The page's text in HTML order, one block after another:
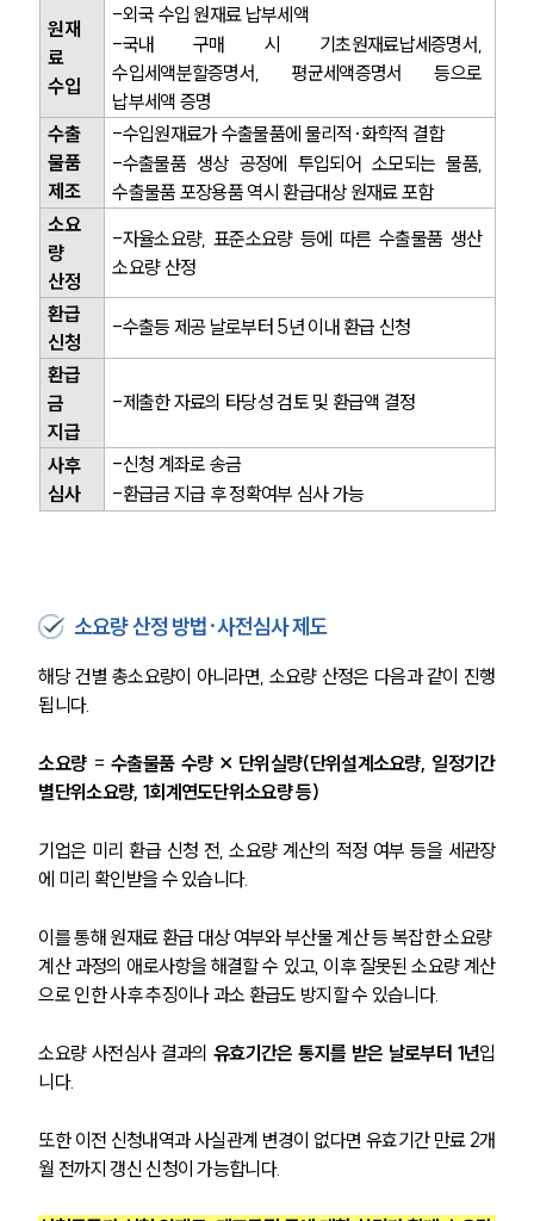
그룹소개
대륜의 강점
오시는 길
글로벌 파트너 로펌
원재
료
수입
-외국 수입 원재료 납부세액
-국내 구매 시 기초원재료납세증명서,
수입세액분할증명서, 평균세액증명서 등으로
납부세액 증명
수출
물품
제조
-수입원재료가 수출물품에 물리적·화학적 결합
-수출물품 생상 공정에 투입되어 소모되는 물품,
수출물품 포장용품 역시 환급대상 원재료 포함
소요
량
산정
-자율소요량, 표준소요량 등에 따른 수출물품 생산
소요량 산정
환급
신청
-수출등 제공 날로부터 5년 이내 환급 신청
환급
금
지급
-제출한 자료의 타당성 검토 및 환급액 결정
사후
심사
-신청 계좌로 송금
-환급금 지급 후 정확여부 심사 가능
소요량 산정 방법·사전심사 제도
해당 건별 총소요량이 아니라면, 소요량 산정은 다음과 같이 진행
됩니다.
소요량 = 수출물품 수량 × 단위실량(단위설계소요량, 일정기간
별단위소요량, 1회계연도단위소요량 등)
기업은 미리 환급 신청 전, 소요량 계산의 적정 여부 등을 세관장
에 미리 확인받을 수 있습니다.
이를 통해 원재료 환급 대상 여부와 부산물 계산 등 복잡한 소요량
계산 과정의 애로사항을 해결할 수 있고, 이후 잘못된 소요량 계산
으로 인한 사후 추징이나 과소 환급도 방지할 수 있습니다.
소요량 사전심사 결과의 유효기간은 통지를 받은 날로부터 1년입
니다.
또한 이전 신청내역과 사실관계 변경이 없다면 유효기간 만료 2개
월 전까지 갱신 신청이 가능합니다.